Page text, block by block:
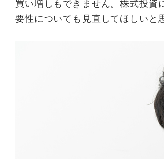
買い増しもできません。株式投資
要性についても見直してほしいと